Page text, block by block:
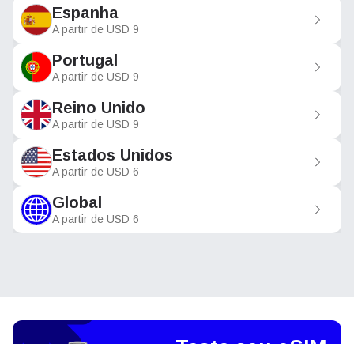
Espanha
A partir de USD 9
Portugal
A partir de USD 9
Reino Unido
A partir de USD 9
Estados Unidos
A partir de USD 6
Global
A partir de USD 6